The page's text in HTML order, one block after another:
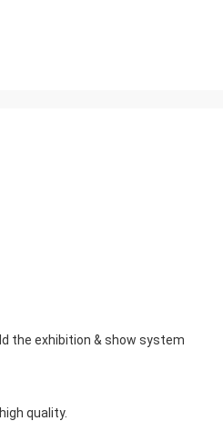
the exhibition & show system
quality.